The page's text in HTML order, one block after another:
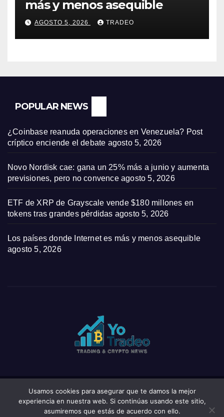
más y menos asequible
AGOSTO 5, 2026 TRADEO
POPULAR NEWS
¿Coinbase reanuda operaciones en Venezuela? Post
críptico enciende el debate agosto 5, 2026
Novo Nordisk cae: gana un 25% más a junio y aumenta
previsiones, pero no convence agosto 5, 2026
ETF de XRP de Grayscale vende $180 millones en
tokens tras grandes pérdidas agosto 5, 2026
Los países donde Internet es más y menos asequible
agosto 5, 2026
Funciona gracias a WordPress|Tema: News Click deThemeansar
Usamos cookies para asegurar que te damos la mejor
experiencia en nuestra web. Si continúas usando este sitio,
asumiremos que estás de acuerdo con ello.